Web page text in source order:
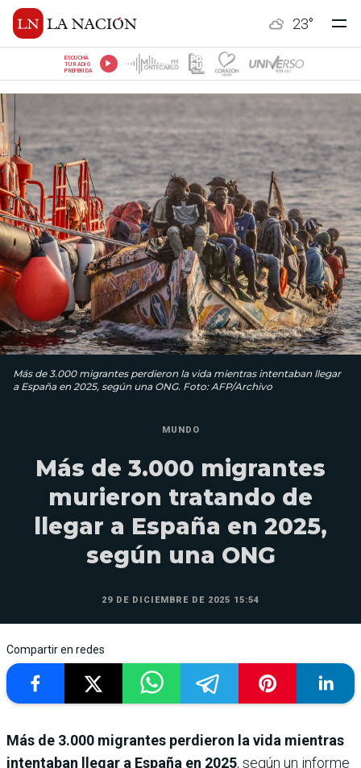
23°
ESCUCHÁ
TU RADIO
PREFERIDA
Más de 3.000 migrantes perdieron la vida mientras intentaban llegar
a España en 2025, según una ONG. Foto: AFP/Archivo
MUNDO
Más de 3.000 migrantes
murieron tratando de
llegar a España en 2025,
según una ONG
29 DE DICIEMBRE DE 2025 15:54
Compartir en redes
Más de 3.000 migrantes perdieron la vida mientras
intentaban llegar a España en 2025, según un informe